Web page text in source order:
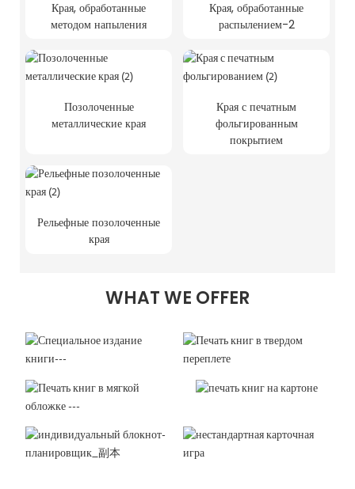
Края, обработанные
методом напыления
Края, обработанные
распылением-2
Позолоченные
металлические края
Края с печатным
фольгированным
покрытием
Рельефные позолоченные
края
WHAT WE OFFER